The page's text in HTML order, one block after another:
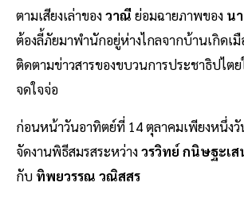
ตามเสียงเล่าของวาณีย่อมฉายภาพของ น
ต้องลี้ภัยมาพำนักอยู่ห่างไกลจากบ้านเกิดเ
ติดตามข่าวสารของขบวนการประชาธิปไตย
จดใจจ่อ
ก่อนหน้าวันอาทิตย์ที่ 14 ตุลาคมเพียงหนึ่ง
จัดงานพิธีสมรสระหว่างวรวิทย์ กนิษฐะเส
กับ ทิพยวรรณ วณิสสร